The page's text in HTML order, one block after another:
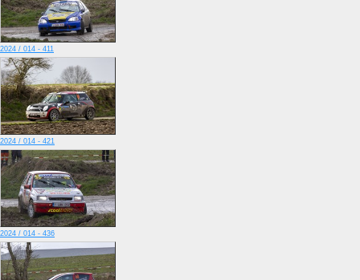
2024 / 014 - 411
2024 / 014 - 421
2024 / 014 - 436